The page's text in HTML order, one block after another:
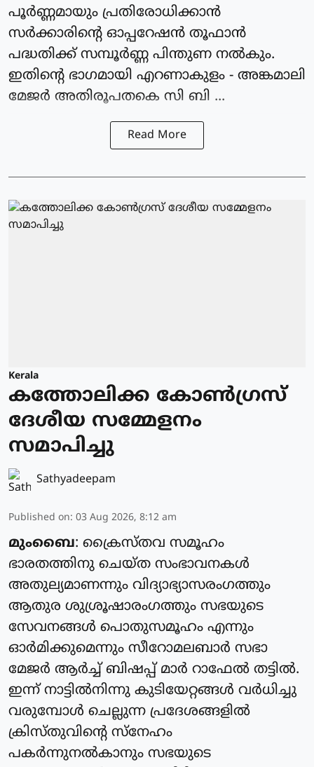
പൂർണ്ണമായും പ്രതിരോധിക്കാൻ
സർക്കാരിൻ്റെ ഓപ്പറേഷൻ തൂഫാൻ
പദ്ധതിക്ക് സമ്പൂർണ്ണ പിന്തുണ നൽകും.
ഇതിൻ്റെ ഭാഗമായി എറണാകുളം - അങ്കമാലി
മേജർ അതിരൂപതകെ സി ബി ...
Read More
Kerala
കത്തോലിക്ക കോൺഗ്രസ്
ദേശീയ സമ്മേളനം
സമാപിച്ചു
Sathyadeepam
Published on: 03 Aug 2026, 8:12 am
മുംബൈ: ക്രൈസ്‌തവ സമൂഹം
ഭാരതത്തിനു ചെയ്‌ത സംഭാവനകൾ
അതുല്യമാണന്നും വിദ്യാഭ്യാസരംഗത്തും
ആതുര ശുശ്രൂഷാരംഗത്തും സഭയുടെ
സേവനങ്ങൾ പൊതുസമൂഹം എന്നും
ഓർമിക്കുമെന്നും സീറോമലബാർ സഭാ
മേജർ ആർച്ച് ബിഷപ്പ് മാർ റാഫേൽ തട്ടിൽ.
ഇന്ന് നാട്ടിൽനിന്നു കുടിയേറ്റങ്ങൾ വർധിച്ചു
വരുമ്പോൾ ചെല്ലുന്ന പ്രദേശങ്ങളിൽ
ക്രിസ്തു‌വിൻ്റെ സ്നേഹം
പകർന്നുനൽകാനും സഭയുടെ